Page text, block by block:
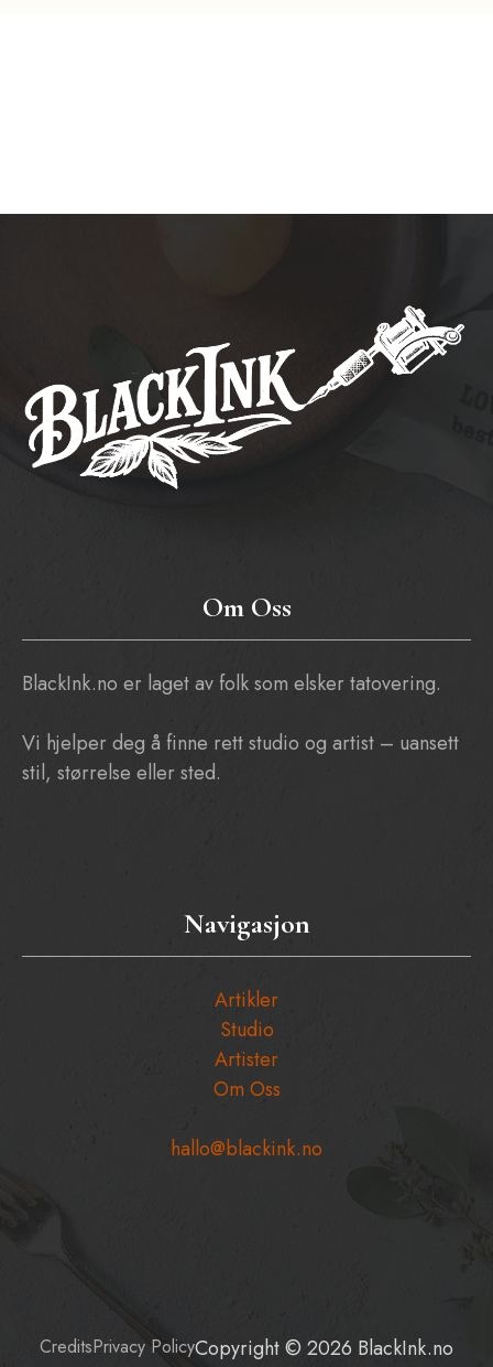
Om Oss
BlackInk.no er laget av folk som elsker tatovering.
Vi hjelper deg å finne rett studio og artist – uansett
stil, størrelse eller sted.
Navigasjon
Artikler
Studio
Artister
Om Oss
hallo@blackink.no
CreditsPrivacy PolicyCopyright © 2026 BlackInk.no